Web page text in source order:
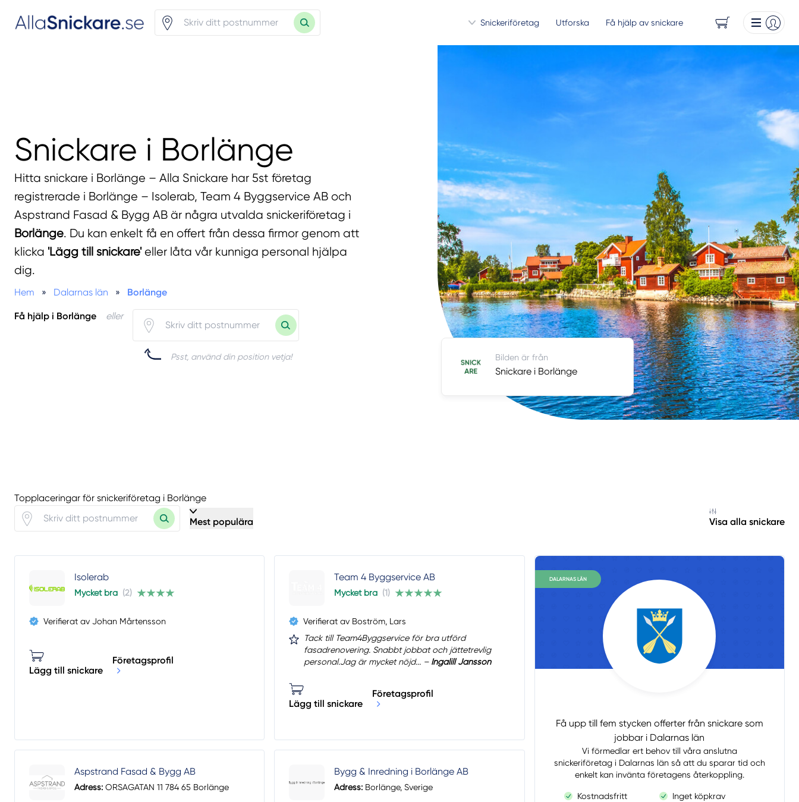
Snickeriföretag Utforska Få hjälp av snickare
Snickare i Borlänge
Hitta snickare i Borlänge – Alla Snickare har 5st företag
registrerade i Borlänge – Isolerab, Team 4 Byggservice AB och
Aspstrand Fasad & Bygg AB är några utvalda snickeriföretag i
Borlänge. Du kan enkelt få en offert från dessa firmor genom att
klicka 'Lägg till snickare'eller låta vår kunniga personal hjälpa
dig.
Hem » Dalarnas län » Borlänge
Få hjälp i Borlänge eller
Psst, använd din position vetja! Bilden är från
Snickare i Borlänge
Topplaceringar för snickeriföretag i Borlänge
Mest populära Visa alla snickare
Isolerab
Mycket bra (2)
Verifierat av Johan Mårtensson
Lägg till snickare
Företagsprofil
Team 4 Byggservice AB
Mycket bra (1)
Verifierat av Boström, Lars
Tack till Team4Byggservice för bra utförd
fasadrenovering. Snabbt jobbat och jättetrevlig
personal.Jag är mycket nöjd... – Ingalill Jansson
Lägg till snickare
Företagsprofil
DALARNAS LÄN
Få upp till fem stycken offerter från snickare som
jobbar i Dalarnas län
Vi förmedlar ert behov till våra anslutna
snickeriföretag i Dalarnas län så att du sparar tid och
enkelt kan invänta företagens återkoppling.
Kostnadsfritt
Inget köpkrav
Aspstrand Fasad & Bygg AB
Adress: ORSAGATAN 11 784 65 Borlänge
Bygg & Inredning i Borlänge AB
Adress: Borlänge, Sverige